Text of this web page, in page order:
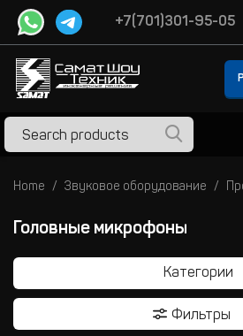
+7(701)301-95-05
Home Звуковое оборудование
Головные микрофоны
Категории
Фильтры